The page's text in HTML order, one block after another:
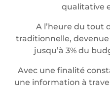
qualitative
A l’heure du tout
traditionnelle,
jusqu’à 3% du
Avec une finalité
une information à